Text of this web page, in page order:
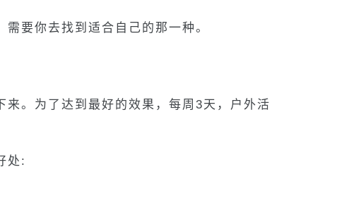
要你去找到适合自己的那一种。
来。为了达到最好的效果，每周3天，户外活
处: